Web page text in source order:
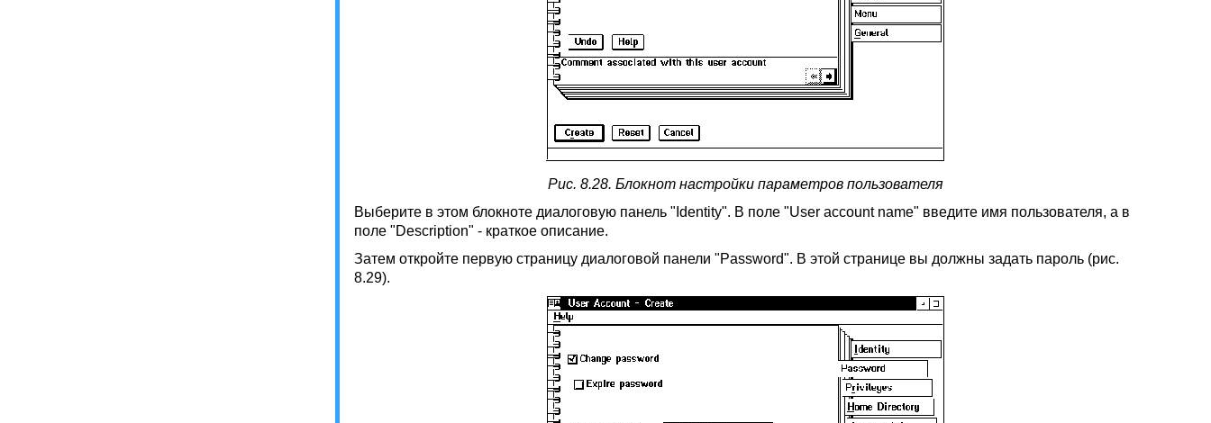
Рис. 8.28. Блокнот настройки параметров пользователя
Выберите в этом блокноте диалоговую панель "Identity". В поле "User account name" введите имя пользователя, а в
поле "Description" - краткое описание.
Затем откройте первую страницу диалоговой панели "Password". В этой странице вы должны задать пароль (рис.
8.29).